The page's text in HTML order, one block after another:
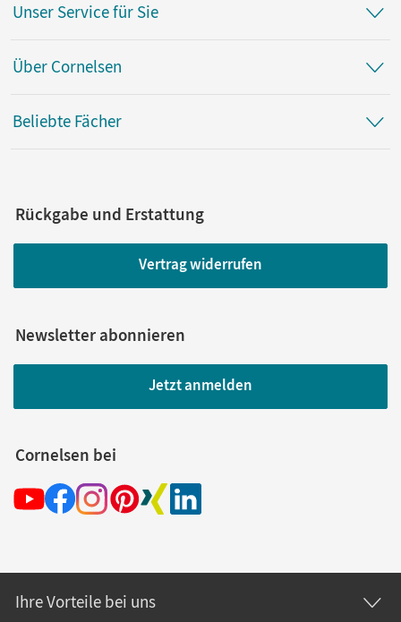
Unser Service für Sie
Über Cornelsen
Beliebte Fächer
Rückgabe und Erstattung
Vertrag widerrufen
Newsletter abonnieren
Jetzt anmelden
Cornelsen bei
Ihre Vorteile bei uns